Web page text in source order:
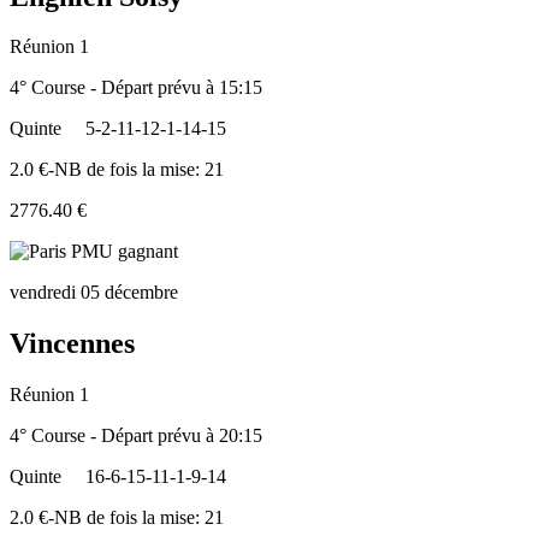
Réunion 1
4° Course - Départ prévu à 15:15
Quinte
5-2-11-12-1-14-15
2.0 €-NB de fois la mise: 21
2776.40 €
vendredi 05 décembre
Vincennes
Réunion 1
4° Course - Départ prévu à 20:15
Quinte
16-6-15-11-1-9-14
2.0 €-NB de fois la mise: 21